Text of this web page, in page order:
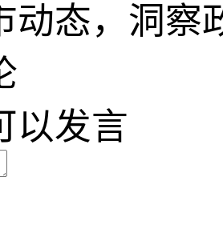
动态，洞察
以发言